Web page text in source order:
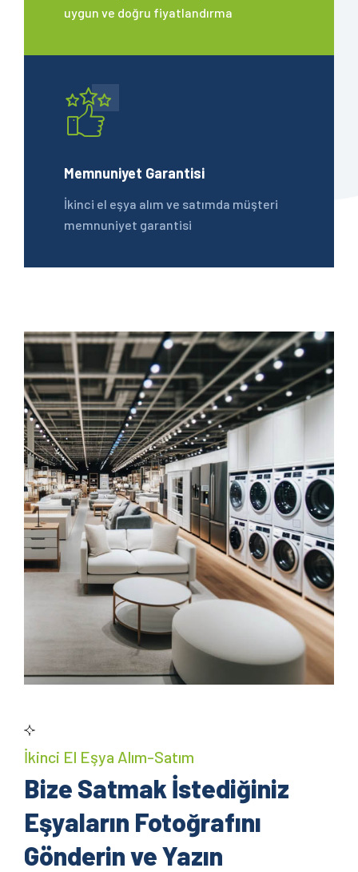
uygun ve doğru fiyatlandırma
Memnuniyet Garantisi
İkinci el eşya alım ve satımda müşteri
memnuniyet garantisi
İkinci El Eşya Alım-Satım
Bize Satmak İstediğiniz
Eşyaların Fotoğrafını
Gönderin ve Yazın